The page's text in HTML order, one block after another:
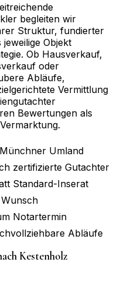
begleiten wir
Struktur, fundierter
Objekt
Ob Hausverkauf,
oder
Abläufe,
Vermittlung
Bewertungen als
Umland
zertifizierte Gutachter
Standard-Inserat
Notartermin
Abläufe
Kestenholz